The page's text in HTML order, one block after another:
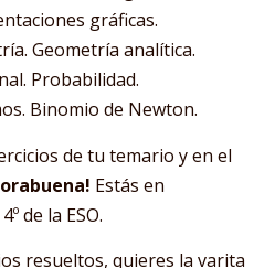
gráficas.
Geometría analítica.
Probabilidad.
Binomio de Newton.
de tu temario y en el
Estás en
de la ESO.
resueltos, quieres la varita